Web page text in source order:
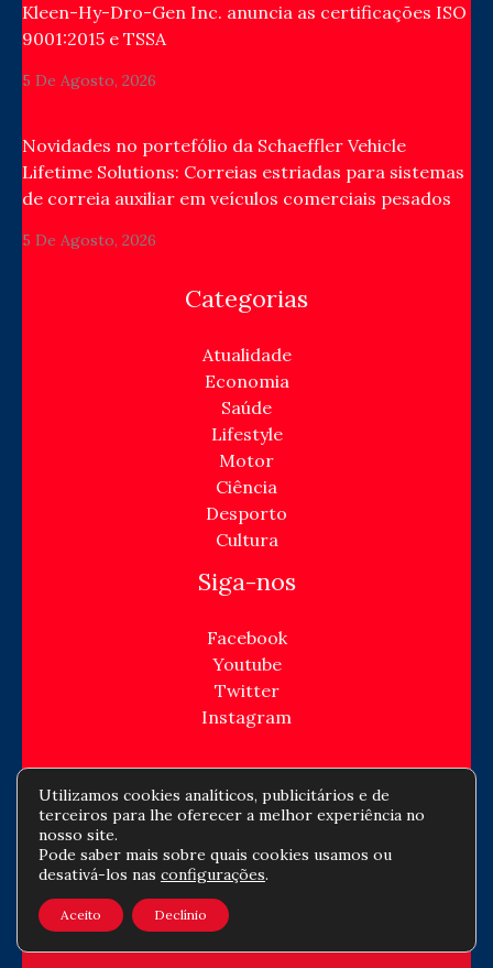
Kleen-Hy-Dro-Gen Inc. anuncia as certificações ISO
9001:2015 e TSSA
5 De Agosto, 2026
Novidades no portefólio da Schaeffler Vehicle
Lifetime Solutions: Correias estriadas para sistemas
de correia auxiliar em veículos comerciais pesados
5 De Agosto, 2026
Categorias
Atualidade
Economia
Saúde
Lifestyle
Motor
Ciência
Desporto
Cultura
Siga-nos
Facebook
Youtube
Twitter
Instagram
Copyright © Todos os direitos reservados -
jornaldeempresa.com
Política de privacidade
Contato
Utilizamos cookies analíticos, publicitários e de
terceiros para lhe oferecer a melhor experiência no
nosso site.
Pode saber mais sobre quais cookies usamos ou
desativá-los nas configurações.
Aceito Declínio